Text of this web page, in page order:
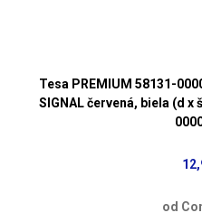
Tesa PREMIUM 58131-
SIGNAL červená, biela (d x
od